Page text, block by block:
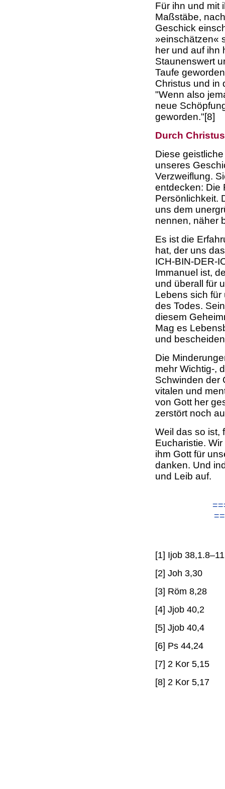
Für ihn und mit
Maßstäbe,
Geschick
»einschätzen«
her und auf ihn
Staunenswert
Taufe
Christus und in
"Wenn also
neue
geworden."[8]
Durch
Diese
unseres
Verzweiflung.
entdecken: Die
Persönlichkeit.
uns dem
nennen, näher
Es ist die
hat, der uns
ICH-BIN-DER-
Immanuel ist,
und überall für
Lebens sich für
des Todes.
diesem
Mag es
und
Die
mehr Wichtig-,
Schwinden der
vitalen und
von Gott her
zerstört noch
Weil das so ist,
Eucharistie.
ihm Gott für
danken. Und
und Leib auf.
[1] Ijob
[2] Joh 3,30
[3] Röm 8,28
[4] Jjob 40,2
[5] Jjob 40,4
[6] Ps 44,24
[7] 2 Kor 5,15
[8] 2 Kor 5,17